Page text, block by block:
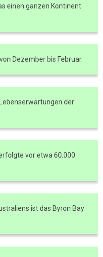
einen ganzen Kontinent
Dezember bis Februar.
der
vor etwa 60.000
ist das Byron Bay